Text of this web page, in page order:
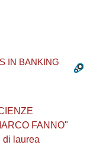
IN BANKING
FANNO"
di laurea